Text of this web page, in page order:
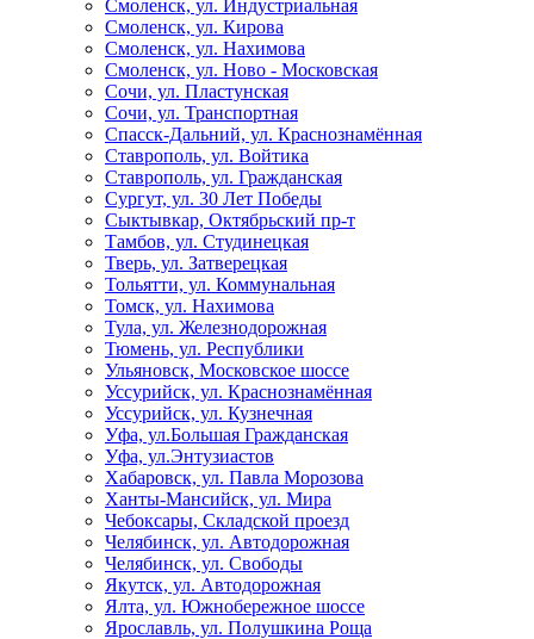
Смоленск, ул. Индустриальная
Смоленск, ул. Кирова
Смоленск, ул. Нахимова
Смоленск, ул. Ново - Московская
Сочи, ул. Пластунская
Сочи, ул. Транспортная
Спасск-Дальний, ул. Краснознамённая
Ставрополь, ул. Войтика
Ставрополь, ул. Гражданская
Сургут, ул. 30 Лет Победы
Сыктывкар, Октябрьский пр-т
Тамбов, ул. Студинецкая
Тверь, ул. Затверецкая
Тольятти, ул. Коммунальная
Томск, ул. Нахимова
Тула, ул. Железнодорожная
Тюмень, ул. Республики
Ульяновск, Московское шоссе
Уссурийск, ул. Краснознамённая
Уссурийск, ул. Кузнечная
Уфа, ул.Большая Гражданская
Уфа, ул.Энтузиастов
Хабаровск, ул. Павла Морозова
Ханты-Мансийск, ул. Мира
Чебоксары, Складской проезд
Челябинск, ул. Автодорожная
Челябинск, ул. Свободы
Якутск, ул. Автодорожная
Ялта, ул. Южнобережное шоссе
Ярославль, ул. Полушкина Роща